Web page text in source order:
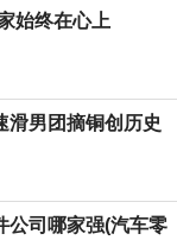
始终在心上
滑男团摘铜创历史
公司哪家强(汽车零